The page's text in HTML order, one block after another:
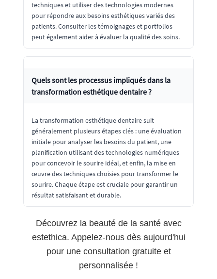
techniques et utiliser des technologies modernes
pour répondre aux besoins esthétiques variés des
patients. Consulter les témoignages et portfolios
peut également aider à évaluer la qualité des soins.
Quels sont les processus impliqués dans la
transformation esthétique dentaire ?
La transformation esthétique dentaire suit
généralement plusieurs étapes clés : une évaluation
initiale pour analyser les besoins du patient, une
planification utilisant des technologies numériques
pour concevoir le sourire idéal, et enfin, la mise en
œuvre des techniques choisies pour transformer le
sourire. Chaque étape est cruciale pour garantir un
résultat satisfaisant et durable.
Découvrez la beauté de la santé avec
estethica. Appelez-nous dès aujourd'hui
pour une consultation gratuite et
personnalisée !